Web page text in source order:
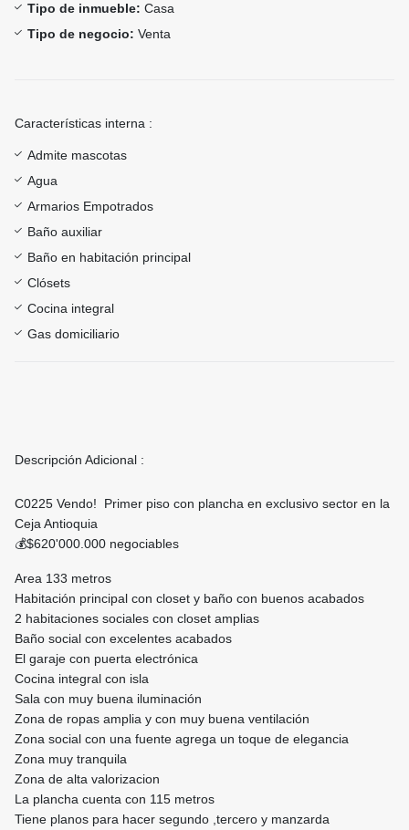
Tipo de inmueble: Casa
Tipo de negocio: Venta
Características interna :
Admite mascotas
Agua
Armarios Empotrados
Baño auxiliar
Baño en habitación principal
Clósets
Cocina integral
Gas domiciliario
Descripción Adicional :
C0225 Vendo! Primer piso con plancha en exclusivo sector en la
Ceja Antioquia
💰$620'000.000 negociables
Area 133 metros
Habitación principal con closet y baño con buenos acabados
2 habitaciones sociales con closet amplias
Baño social con excelentes acabados
El garaje con puerta electrónica
Cocina integral con isla
Sala con muy buena iluminación
Zona de ropas amplia y con muy buena ventilación
Zona social con una fuente agrega un toque de elegancia
Zona muy tranquila
Zona de alta valorizacion
La plancha cuenta con 115 metros
Tiene planos para hacer segundo ,tercero y manzarda